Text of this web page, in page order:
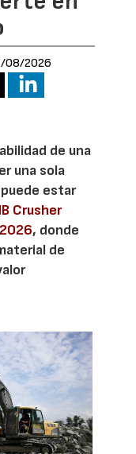
08/2026
de una
una sola
estar
Crusher
, donde
de